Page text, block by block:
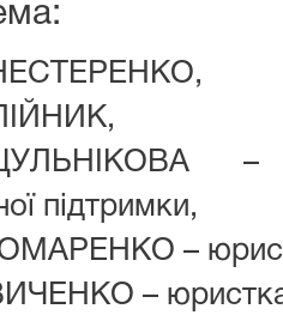
–
підтримки,
–
–